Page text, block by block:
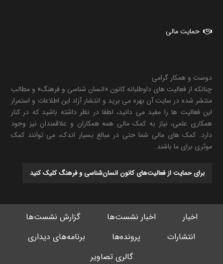
حمایت مالی
دوست و همکار گرامی
چنانکه از فعالیت های داوطلبانه کانون «انسان شناسی و فرهنگ» و مطالب
منتشر شده در سایت آن بهره می برید و انتشار آزاد این اطلاعات و استمرار
این فعالیت ها را مفید می دانید، لطفا در نظر داشته باشید که در کنار
همکاری علمی، نیاز به کمک مالی همه همکاران و علاقمندان نیز وجود
دارد. کمک های مالی شما حتی در مبالغ بسیار اندک، می توانند کمک
موثری برای ما باشند.
برای حمایت از فعالیت‌های کانون انسان‌شناسی و فرهنگ کلیک کنید
اخبار اخبار نشست‌ها
گزارش نشست‌ها
انتشارات
پرونده‌ها
برنامه‌های دیداری
گالری تصاویر